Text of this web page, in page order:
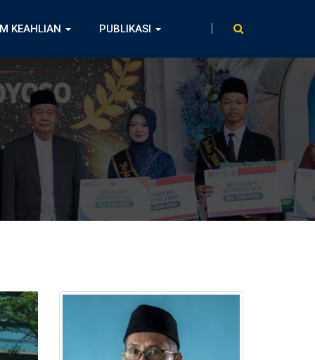
KEAHLIAN PUBLIKASI